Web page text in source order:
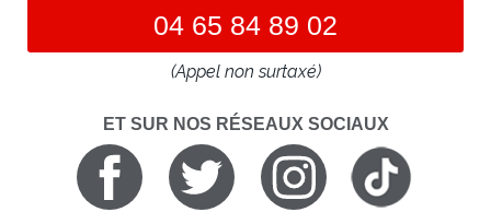
04 65 84 89 02
(Appel non surtaxé)
ET SUR NOS RÉSEAUX SOCIAUX